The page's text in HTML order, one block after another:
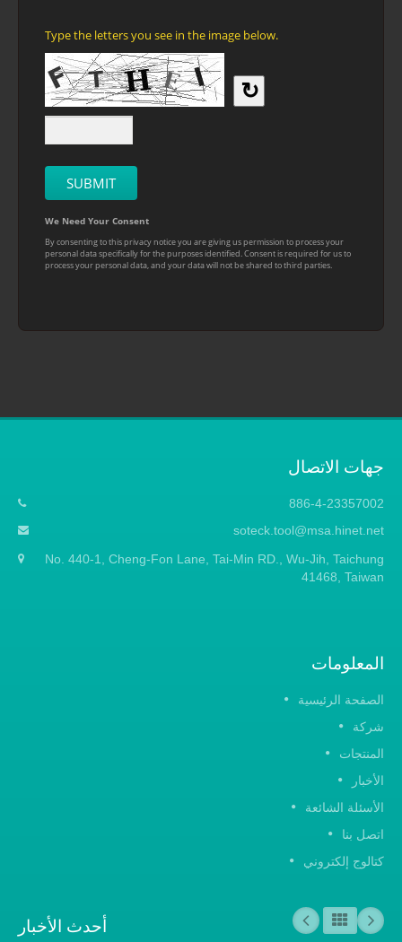
جهات الاتصال
886-4-23357002
soteck.tool@msa.hinet.net
No. 440-1, Cheng-Fon Lane, Tai-Min RD., Wu-Jih, Taichung
41468, Taiwan
المعلومات
الصفحة الرئيسية
شركة
المنتجات
الأخبار
الأسئلة الشائعة
اتصل بنا
كتالوج إلكتروني
أحدث الأخبار